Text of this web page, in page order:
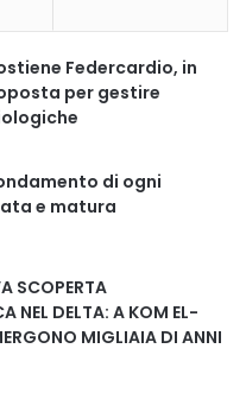
Federcardio, in
per gestire
di ogni
e matura
SCOPERTA
NEL DELTA: A KOM EL-
MIGLIAIA DI ANNI